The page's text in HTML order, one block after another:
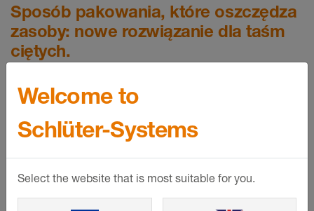
Sposób pakowania, które oszczędza
zasoby: nowe rozwiązanie dla taśm
ciętych.
Welcome to
Schlüter-Systems
Select the website that is most suitable for you.